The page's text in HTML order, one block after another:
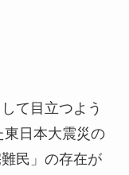
て目立つよう
東日本大震災の
民」の存在が